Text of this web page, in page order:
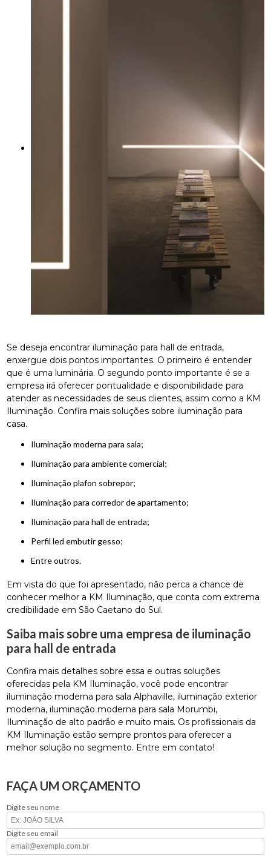
Se deseja encontrar iluminação para hall de entrada,
enxergue dois pontos importantes. O primeiro é entender
que é uma luminária. O segundo ponto importante é se a
empresa irá oferecer pontualidade e disponibilidade para
atender as necessidades de seus clientes, assim como a KM
Iluminação. Confira mais soluções sobre iluminação para
casa.
iluminação moderna para sala;
iluminação para ambiente comercial;
iluminação plafon sobrepor;
iluminação para corredor de apartamento;
iluminação para hall de entrada;
perfil led embutir gesso;
entre outros.
Em vista do que foi apresentado, não perca a chance de
conhecer melhor a KM Iluminação, que conta com extrema
credibilidade em São Caetano do Sul.
Saiba mais sobre uma empresa de iluminação
para hall de entrada
Confira mais detalhes sobre essa e outras soluções
oferecidas pela KM Iluminação, você pode encontrar
iluminação moderna para sala Alphaville, iluminação exterior
moderna, iluminação moderna para sala Morumbi,
Iluminação de alto padrão e muito mais. Os profissionais da
KM Iluminação estão sempre prontos para oferecer a
melhor solução no segmento. Entre em contato!
FAÇA UM ORÇAMENTO
Digite seu nome
Digite seu email